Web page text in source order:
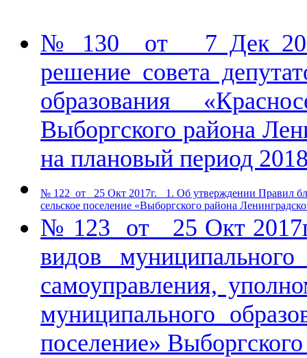
№ 130 от 7 Дек
решение совета
образования
Выборгского района
на плановый период
№ 122 от 25 Окт 2017г. 1. Об утверждении Правил
сельское поселение «Выборгского района
№ 123 от 25 Окт
видов
самоуправления,
муниципального
поселение»